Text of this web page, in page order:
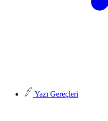
Yazı Gereçleri